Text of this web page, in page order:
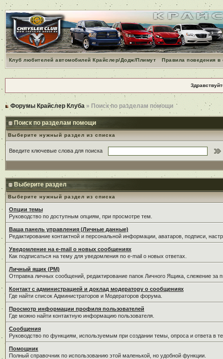
Клуб любителей автомобилей Крайслер/Додж/Плимут Правила поведения
Форумы Крайслер Клуба » Поиск по разделам помощи
Поиск по разделам помощи
Выберите нужный раздел из списка
Введите ключевые слова для поиска
Выберите раздел
Выберите нужный раздел из списка
Опции темы
Руководство по доступным опциям, при просмотре тем.
Ваша панель управления (Личные данные)
Редактирование контактной и персональной информации, аватаров, подписи,
Уведомление на e-mail о новых сообщениях
Как подписаться на тему для уведомления по e-mail о новых ответах.
Личный ящик (PM)
Отправка личных сообщений, редактирование папок Личного Ящика, слежение
Контакт с администрацией и доклад модератору о сообщениях
Где найти список Администраторов и Модераторов форума.
Просмотр информации профиля пользователей
Где можно найти контактную информацию пользователя.
Сообщения
Руководство по функциям, используемым при создании темы, опроса и ответа в
Помощник
Полный справочник по использованию этой маленькой, но удобной функции.